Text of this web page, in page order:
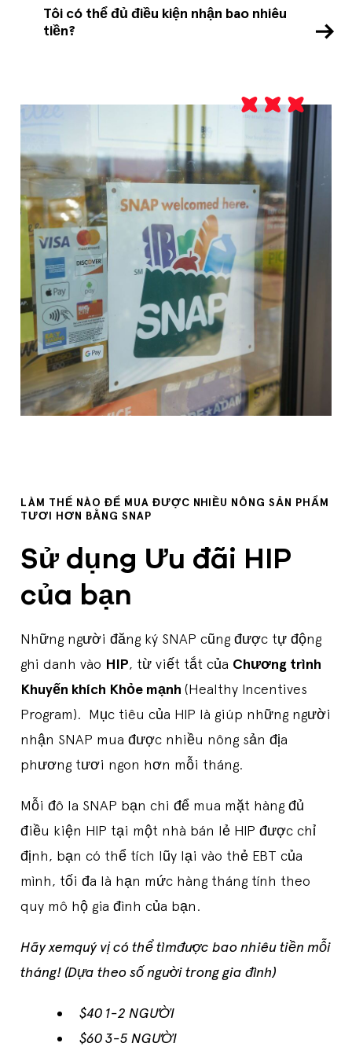
Tôi có thể đủ điều kiện nhận bao nhiêu
tiền?
LÀM THẾ NÀO ĐỂ MUA ĐƯỢC NHIỀU NÔNG SẢN PHẨM
TƯƠI HƠN BẰNG SNAP
Sử dụng Ưu đãi HIP
của bạn
Những người đăng ký SNAP cũng được tự động
ghi danh vào HIP, từ viết tắt của Chương trình
Khuyến khích Khỏe mạnh (Healthy Incentives
Program). Mục tiêu của HIP là giúp những người
nhận SNAP mua được nhiều nông sản địa
phương tươi ngon hơn mỗi tháng.
Mỗi đô la SNAP bạn chi để mua mặt hàng đủ
điều kiện HIP tại một nhà bán lẻ HIP được chỉ
định, bạn có thể tích lũy lại vào thẻ EBT của
mình, tối đa là hạn mức hàng tháng tính theo
quy mô hộ gia đình của bạn.
Hãy xemquý vị có thể tìmđược bao nhiêu tiền mỗi
tháng! (Dựa theo số người trong gia đình)
$40 1-2 NGƯỜI
$60 3-5 NGƯỜI